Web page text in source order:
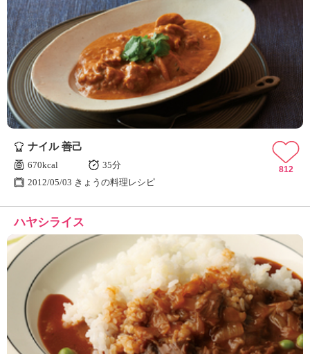
ナイル 善己
670kcal
35分
2012/05/03 きょうの料理レシピ
812
ハヤシライス